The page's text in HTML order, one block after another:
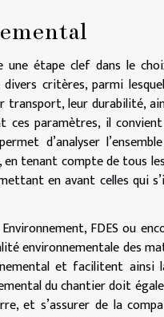
une étape clef dans le
critères, parmi
transport, leur durabilité,
paramètres, il
d’analyser
tenant compte de tous
en avant celles qui
FDES ou
environnementale des
et facilitent ainsi
du chantier doit
et s’assurer de la